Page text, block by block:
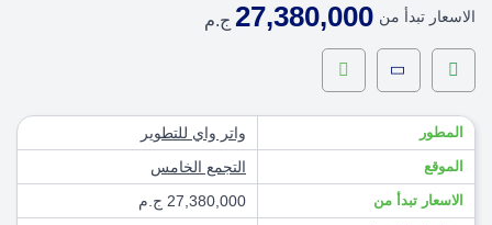
الاسعار تبدأ من 27,380,000 ج.م
المطور واتر واي للتطوير
الموقع التجمع الخامس
الاسعار تبدأ من 27,380,000 ج.م